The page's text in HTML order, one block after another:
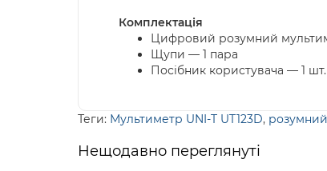
Комплектація
Цифровий розумний
Щупи — 1 пара
Посібник користувача — 1 шт.
Теги: Мультиметр UNI-T UT123D,
Нещодавно переглянуті